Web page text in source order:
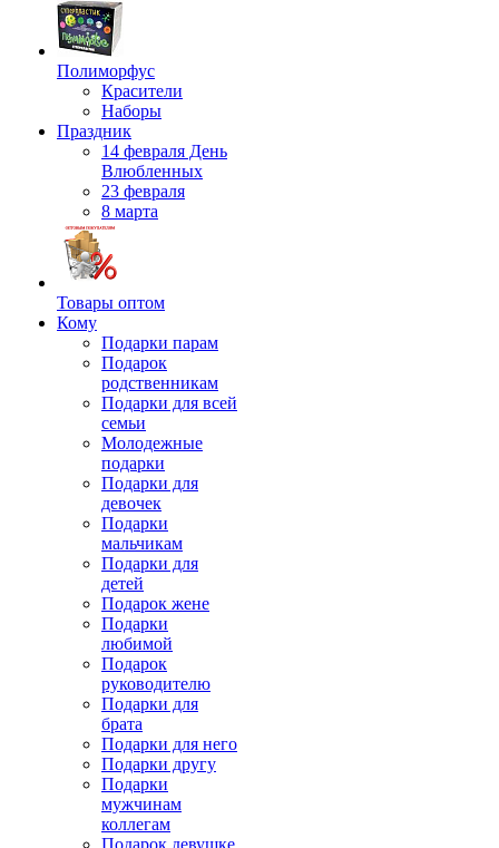
Полиморфус
Красители
Наборы
Праздник
14 февраля День
Влюбленных
23 февраля
8 марта
Товары оптом
Кому
Подарки парам
Подарок
родственникам
Подарки для всей
семьи
Молодежные
подарки
Подарки для
девочек
Подарки
мальчикам
Подарки для
детей
Подарок жене
Подарки
любимой
Подарок
руководителю
Подарки для
брата
Подарки для него
Подарки другу
Подарки
мужчинам
коллегам
Подарок девушке